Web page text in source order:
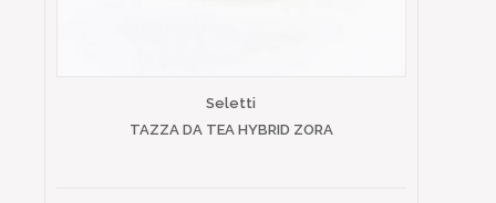
Seletti
TAZZA DA TEA HYBRID ZORA